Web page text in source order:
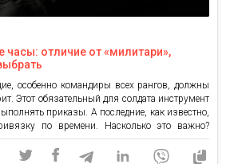
часы: отличие от «милитари»,
особенно командиры всех рангов, должны
Этот обязательный для солдата инструмент
приказы. А последние, как известно,
по времени. Насколько это важно?
вопрос является австралийский фильм
батальон погиб в полном составе только